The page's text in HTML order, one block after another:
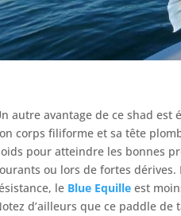
autre avantage de ce shad est
corps filiforme et sa tête
pour atteindre les bonnes
ou lors de fortes
le Blue Equille est
d’ailleurs que ce paddle